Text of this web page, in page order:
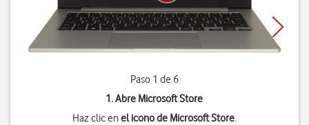
Paso 1 de 6
1. Abre Microsoft Store
Haz clic enel icono de Microsoft Store.